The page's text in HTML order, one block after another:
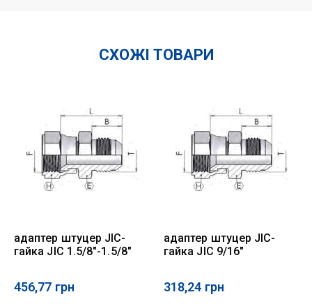
СХОЖІ ТОВАРИ
адаптер штуцер JIC-
гайка JIC 1.5/8"-1.5/8"
456,77 грн
адаптер штуцер JIC-
гайка JIC 9/16"
318,24 грн